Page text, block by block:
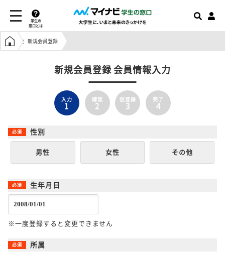
学生の
窓口とは
学生の窓口トップ
新規会員登録
新規会員登録 会員情報入力
入力
1
確認
2
仮登録
3
完了
4
性別
男性 女性 その他
生年月日
※一度登録すると変更できません
所属